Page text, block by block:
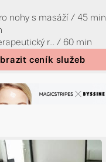
nohy s masáží / 45 min
r...
/ 60 min
ceník služeb